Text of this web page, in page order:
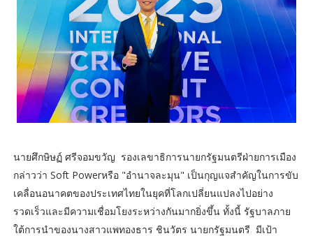
นายศึกษิษฏ์ ศรีจอมขวัญ รองเลขาธิการนายกรัฐมนตรีฝ่ายการเมือง
กล่าวว่า Soft Powerหรือ "อำนาจละมุน" เป็นกุญแจสำคัญในการขับ
เคลื่อนอนาคตของประเทศไทยในยุคที่โลกเปลี่ยนแปลงไปอย่าง
รวดเร็วและมีความเชื่อมโยงระหว่างกันมากยิ่งขึ้น ทั้งนี้ รัฐบาลภาย
ใต้การนำของนางสาวแพทองธาร ชินวัตร นายกรัฐมนตรี มีเป้า